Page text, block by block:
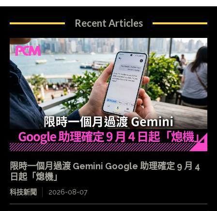
Recent Articles
限時一個月過渡 Gemini Google 助理確定 9 月 4
日起「熄機」
科技新聞 2026-08-07